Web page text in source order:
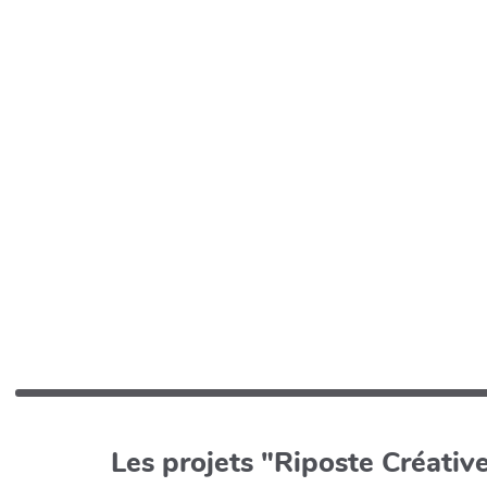
Les projets "Riposte